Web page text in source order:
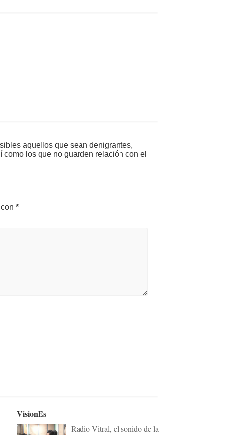
aquellos que sean denigrantes,
los que no guarden relación con el
*
VisionEs
Radio Vitral, el sonido de la